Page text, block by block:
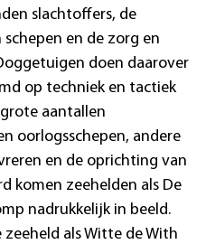
slachtoffers, de
en de zorg en
doen daarover
op techniek en tactiek
aantallen
oorlogsschepen, andere
en de oprichting van
komen zeehelden als De
nadrukkelijk in beeld.
als Witte de With